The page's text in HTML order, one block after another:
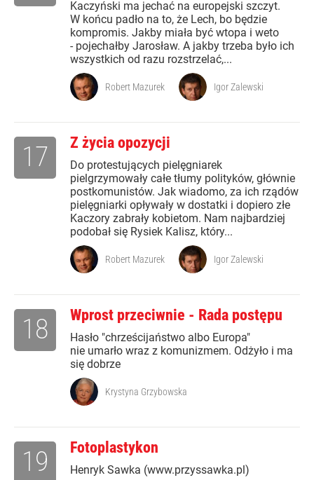
Kaczyński ma jechać na europejski szczyt.
W końcu padło na to, że Lech, bo będzie
kompromis. Jakby miała być wtopa i weto
- pojechałby Jarosław. A jakby trzeba było ich
wszystkich od razu rozstrzelać,...
Robert Mazurek Igor Zalewski
Z życia opozycji
Do protestujących pielęgniarek
pielgrzymowały całe tłumy polityków, głównie
postkomunistów. Jak wiadomo, za ich rządów
pielęgniarki opływały w dostatki i dopiero złe
Kaczory zabrały kobietom. Nam najbardziej
podobał się Rysiek Kalisz, który...
17
Robert Mazurek Igor Zalewski
Wprost przeciwnie - Rada postępu
Hasło "chrześcijaństwo albo Europa"
nie umarło wraz z komunizmem. Odżyło i ma
się dobrze
18
Krystyna Grzybowska
Fotoplastykon
Henryk Sawka (www.przyssawka.pl)
19